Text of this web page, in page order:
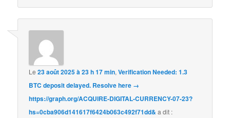
Le23 août 2025 à 23 h 17 min,Verification Needed: 1.3
BTC deposit delayed. Resolve here →
https://graph.org/ACQUIRE-DIGITAL-CURRENCY-07-23?
hs=0cba906d141617f6424b063c492f71dd& a dit :